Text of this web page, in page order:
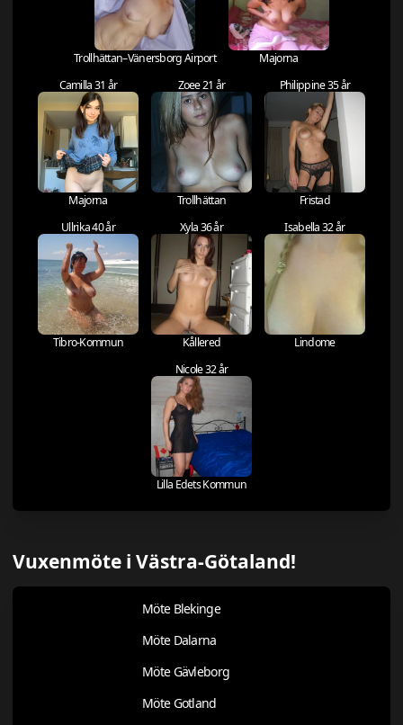
Trollhättan–Vänersborg Airport
Majorna
Camilla 31 år
Majorna
Zoee 21 år
Trollhättan
Philippine 35 år
Fristad
Ullrika 40 år
Tibro-Kommun
Xyla 36 år
Kållered
Isabella 32 år
Lindome
Nicole 32 år
Lilla Edets Kommun
Vuxenmöte i Västra-Götaland!
Möte Blekinge
Möte Dalarna
Möte Gävleborg
Möte Gotland